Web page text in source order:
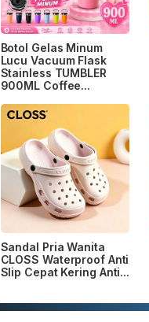
Botol Gelas Minum
Lucu Vacuum Flask
Stainless TUMBLER
900ML Coffee...
Sandal Pria Wanita
CLOSS Waterproof Anti
Slip Cepat Kering Anti...